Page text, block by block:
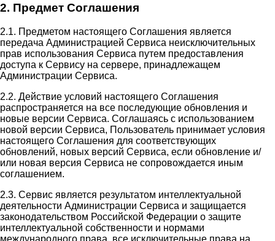
2. Предмет Соглашения
2.1. Предметом настоящего Соглашения является
передача Администрацией Сервиса неисключительных
прав использования Сервиса путем предоставления
доступа к Сервису на сервере, принадлежащем
Администрации Сервиса.
2.2. Действие условий настоящего Соглашения
распространяется на все последующие обновления и
новые версии Сервиса. Соглашаясь с использованием
новой версии Сервиса, Пользователь принимает условия
настоящего Соглашения для соответствующих
обновлений, новых версий Сервиса, если обновление и/
или новая версия Сервиса не сопровождается иным
соглашением.
2.3. Сервис является результатом интеллектуальной
деятельности Администрации Сервиса и защищается
законодательством Российской Федерации о защите
интеллектуальной собственности и нормами
международного права, все исключительные права на